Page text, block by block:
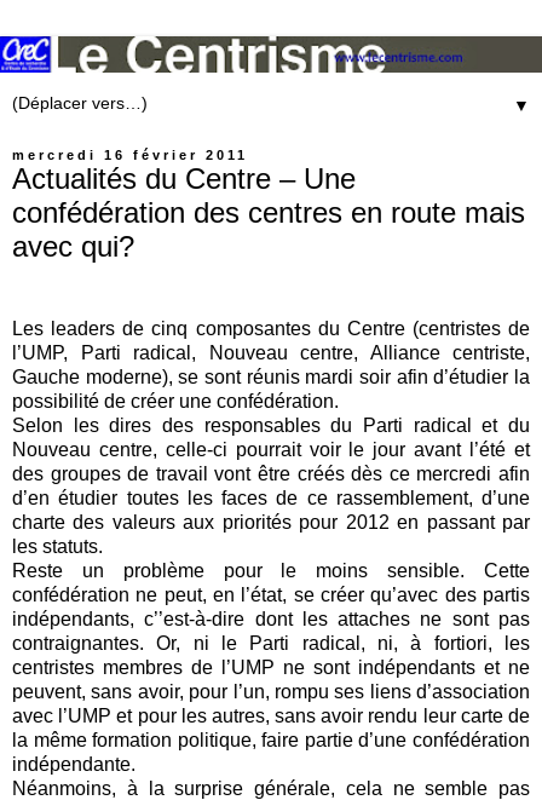
▼
mercredi 16 février 2011
Actualités du Centre – Une
confédération des centres en route mais
avec qui?
Les leaders de cinq composantes du Centre (centristes de
l’UMP, Parti radical, Nouveau centre, Alliance centriste,
Gauche moderne), se sont réunis mardi soir afin d’étudier la
possibilité de créer une confédération.
Selon les dires des responsables du Parti radical et du
Nouveau centre, celle-ci pourrait voir le jour avant l’été et
des groupes de travail vont être créés dès ce mercredi afin
d’en étudier toutes les faces de ce rassemblement, d’une
charte des valeurs aux priorités pour 2012 en passant par
les statuts.
Reste un problème pour le moins sensible. Cette
confédération ne peut, en l’état, se créer qu’avec des partis
indépendants, c’’est-à-dire dont les attaches ne sont pas
contraignantes. Or, ni le Parti radical, ni, à fortiori, les
centristes membres de l’UMP ne sont indépendants et ne
peuvent, sans avoir, pour l’un, rompu ses liens d’association
avec l’UMP et pour les autres, sans avoir rendu leur carte de
la même formation politique, faire partie d’une confédération
indépendante.
Néanmoins, à la surprise générale, cela ne semble pas